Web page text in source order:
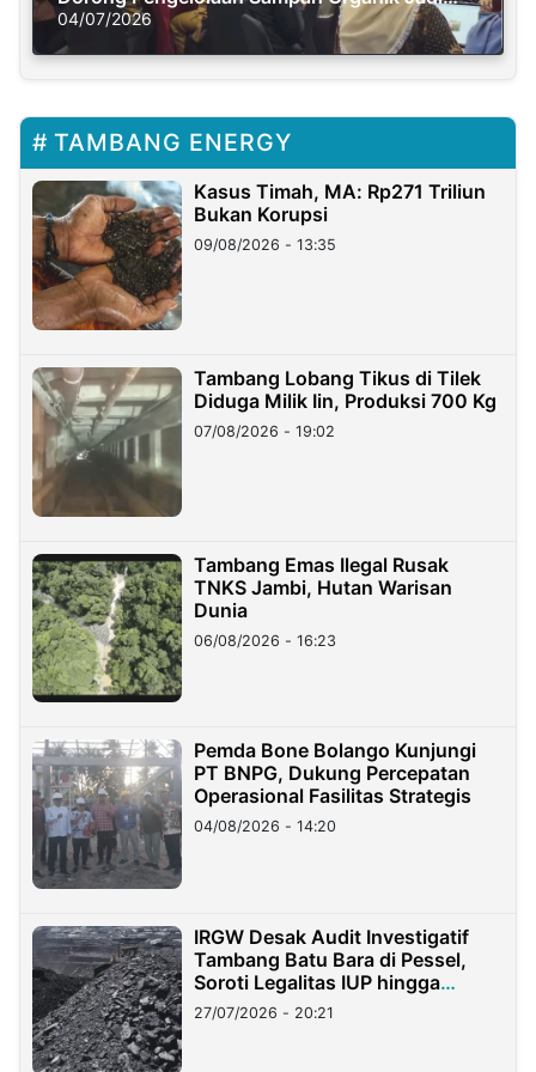
Solusi Krisis Iklim
04/07/2026
TAMBANG ENERGY
Kasus Timah, MA: Rp271 Triliun
Bukan Korupsi
09/08/2026 - 13:35
Tambang Lobang Tikus di Tilek
Diduga Milik Iin, Produksi 700 Kg
07/08/2026 - 19:02
Tambang Emas Ilegal Rusak
TNKS Jambi, Hutan Warisan
Dunia
06/08/2026 - 16:23
Pemda Bone Bolango Kunjungi
PT BNPG, Dukung Percepatan
Operasional Fasilitas Strategis
04/08/2026 - 14:20
IRGW Desak Audit Investigatif
Tambang Batu Bara di Pessel,
Soroti Legalitas IUP hingga
Stockpile
27/07/2026 - 20:21